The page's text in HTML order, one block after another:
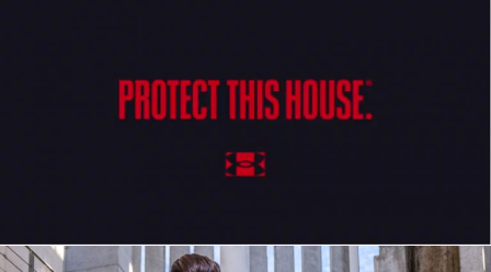
UNDER ARMOUR